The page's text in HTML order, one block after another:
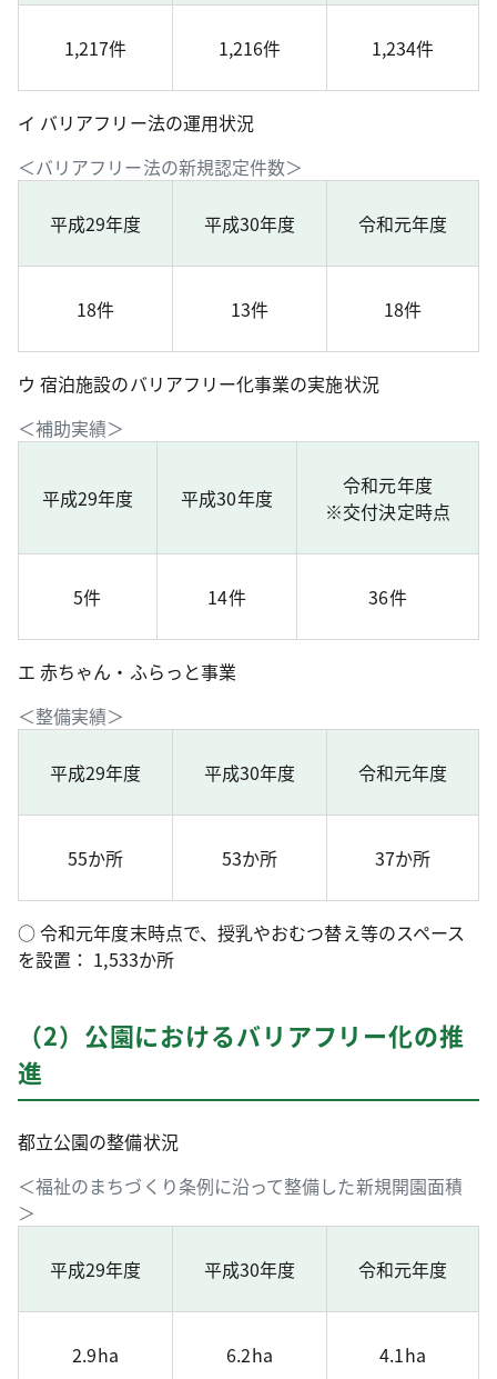
1,217件 1,216件 1,234件
イ バリアフリー法の運用状況
＜バリアフリー法の新規認定件数＞
平成29年度 平成30年度 令和元年度
18件 13件 18件
ウ 宿泊施設のバリアフリー化事業の実施状況
＜補助実績＞
平成29年度 平成30年度
令和元年度
※交付決定時点
5件 14件 36件
エ 赤ちゃん・ふらっと事業
＜整備実績＞
平成29年度 平成30年度 令和元年度
55か所 53か所 37か所
○ 令和元年度末時点で、授乳やおむつ替え等のスペース
を設置： 1,533か所
（2）公園におけるバリアフリー化の推
進
都立公園の整備状況
＜福祉のまちづくり条例に沿って整備した新規開園面積
＞
平成29年度 平成30年度 令和元年度
2.9ha 6.2ha 4.1ha